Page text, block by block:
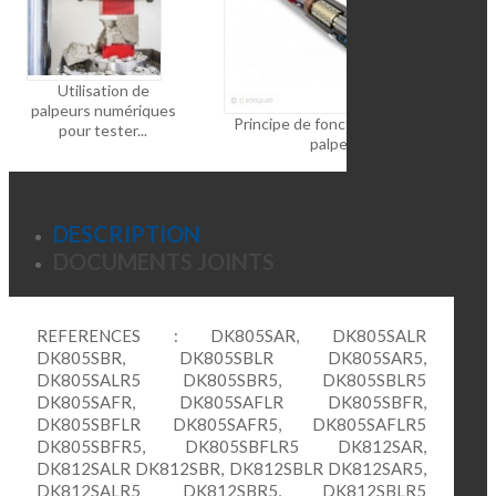
Utilisation de
palpeurs numériques
pour tester...
Principe de fonctionnement des
palpeurs...
DESCRIPTION
REFERENCES : DK805SAR, DK805SALR
DK805SBR, DK805SBLR DK805SAR5,
DK805SALR5 DK805SBR5, DK805SBLR5
DK805SAFR, DK805SAFLR DK805SBFR,
DK805SBFLR DK805SAFR5, DK805SAFLR5
DK805SBFR5, DK805SBFLR5 DK812SAR,
DK812SALR DK812SBR, DK812SBLR DK812SAR5,
DK812SALR5 DK812SBR5, DK812SBLR5